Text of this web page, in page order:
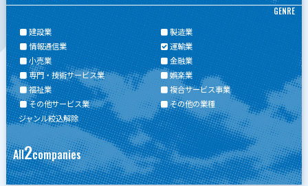
GENRE
建設業
製造業
情報通信業
運輸業
小売業
金融業
専門・技術サービス業
娯楽業
福祉業
複合サービス事業
その他サービス業
その他の業種
ジャンル絞込解除
All2companies